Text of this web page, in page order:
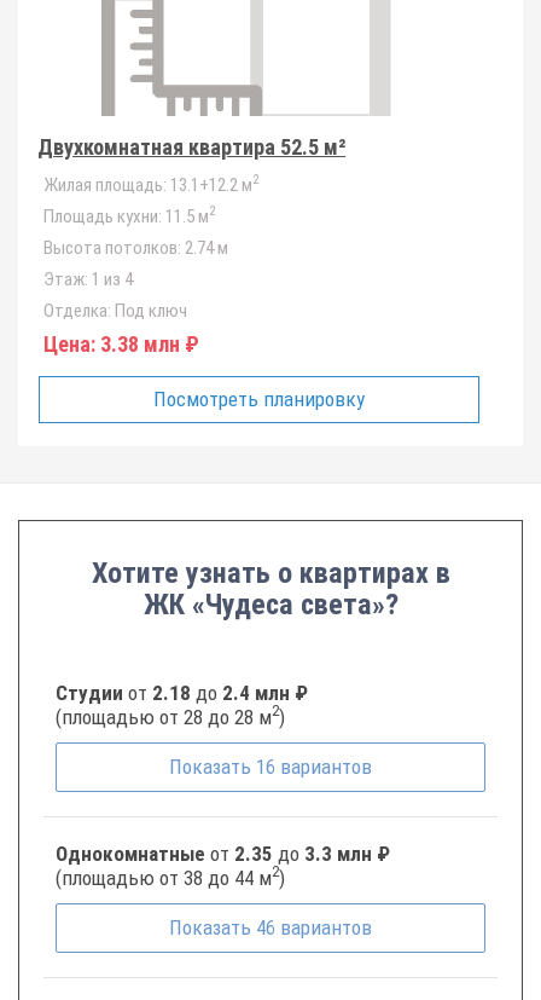
Двухкомнатная квартира 52.5 м²
Жилая площадь: 13.1+12.2 м2
Площадь кухни: 11.5 м2
Высота потолков: 2.74 м
Этаж: 1 из 4
Отделка: Под ключ
Цена: 3.38 млн ₽
Посмотреть планировку
Хотите узнать о квартирах в
ЖК «Чудеса света»?
Студии от 2.18 до 2.4 млн ₽
(площадью от 28 до 28 м2)
Показать 16 вариантов
Однокомнатные от 2.35 до 3.3 млн ₽
(площадью от 38 до 44 м2)
Показать 46 вариантов